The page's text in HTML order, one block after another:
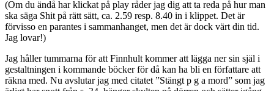
(Om du ändå har klickat på play råder jag dig att ta reda på hur man
ska säga Shit på rätt sätt, ca. 2.59 resp. 8.40 in i klippet. Det är
förvisso en parantes i sammanhanget, men det är dock värt din tid.
Jag lovar!)
Jag håller tummarna för att Finnhult kommer att lägga ner sin själ i
gestaltningen i kommande böcker för då kan ha bli en författare att
räkna med. Nu avslutar jag med citatet ”Stängt p g a mord” som jag